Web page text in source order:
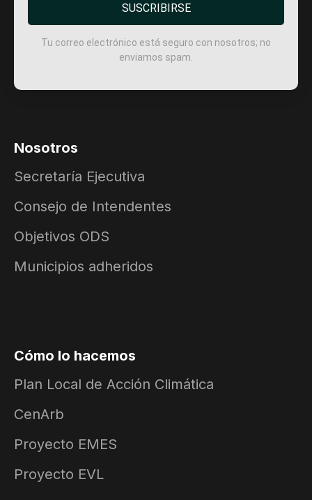
SUSCRIBIRSE
Tu correo electrónico está seguro con nosotros; no
enviamos spam.
Nosotros
Secretaría Ejecutiva
Consejo de Intendentes
Objetivos ODS
Municipios adheridos
Cómo lo hacemos
Plan Local de Acción Climática
CenArb
Proyecto EMES
Proyecto EVL